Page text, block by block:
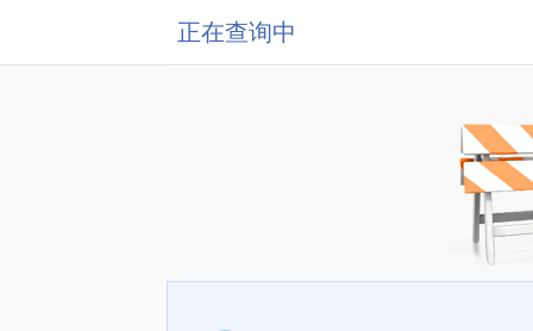
正在查询中